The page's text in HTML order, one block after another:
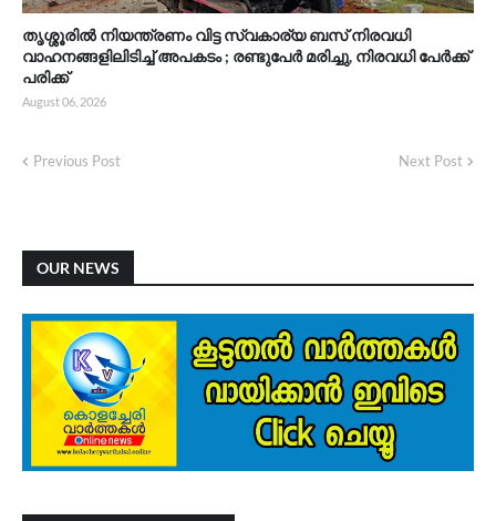
തൃശ്ശൂരിൽ നിയന്ത്രണം വിട്ട സ്വകാര്യ ബസ് നിരവധി
വാഹനങ്ങളിലിടിച്ച് അപകടം ; രണ്ടുപേർ മരിച്ചു, നിരവധി പേർക്ക്
പരിക്ക്
August 06, 2026
Previous Post Next Post
OUR NEWS